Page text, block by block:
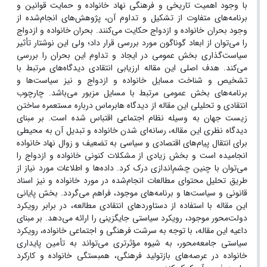
با وجود اهمیت تاریخی و فرهنگی نهاد خانواده و حمایت قوانین و
برنامه‌های متفاوت از تشکیل و تداوم آن، پژوهش‌های انجام‌شده از
وجود بحران خانواده و ازدواج حکایت می‌کنند. بحران خانواده و ازدواج
را می‌توان از ابعاد گوناگون مورد بررسی قرار داد؛ ولی این نوشتار تأثیر
سیاست‌گذاری بخش عمومی در ایجاد و تداوم این بحران را بررسی
می‌کند. هدف اصلی این مقاله ارزیابی انتقادی دیدگاه‌های مرتبط با
تشخیص و شناخت مسایل خانواده و ازدواج و نیز سیاست‌ها و
برنامه‌های بخش عمومی مرتبط با مسایل مزبور می‌باشد. چارچوب
انتقادی و تحلیلی این مقاله از دیدگاه‌ هابرماس درباره مستعمره ساختن
زیست جهان به وسیله نظام اجتماعی اقتباس شده است. بر مبنای
دیدگاه نظری این مقاله، رسانه‌ای شدن خانواده و تبدیل آن به محیطی
برای انتقال پیام‌های اقتصادی و سیاسی به تضعیف و زوال نهاد خانواده
انجامیده است و بخش زیادی از مشکلات کنونی خانواده و ازدواج را
می‌توان با چنین چشم‌اندازی درک کرد. داده‌ها و اطلاعات مورد نیاز از
طریق تحلیل محتوای مطالعات انجام‌شده در مورد خانواده و نیز اسناد
قانونی و سیاست‌ها و برنامه‌های موجود، فراهم می‌گردد. بخش پایانی
این مقاله با استفاده از دستاوردهای انتقادی مطالعه، در برابر رویکرد
دولت‌محور موجود، رویکرد سیاستی جایگزینی را ارائه می‌دهد. بر مبنای
داعیه این مقاله، با توجه به سرشت فرهنگی و اجتماعی خانواده، رویکرد
سیاستی جامعه‌محور، به شیوه مؤثرتری می‌تواند به تأمین پایداری
خانواده در عرصه‌های بازتولید فرهنگی، همبستگی خانواده و کارکرد